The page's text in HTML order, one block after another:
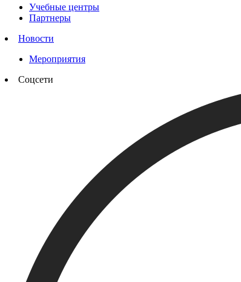
Учебные центры
Партнеры
Новости
Мероприятия
Соцсети